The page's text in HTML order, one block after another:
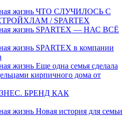
жизнь ЧТО СЛУЧИЛОСЬ С
/ SPARTEX
жизнь SPARTEX — НАС ВСЁ
жизнь SPARTEX в компании
жизнь Еще одна семья сделала
кирпичного дома от
БРЕНД КАК
жизнь Новая история для семьи